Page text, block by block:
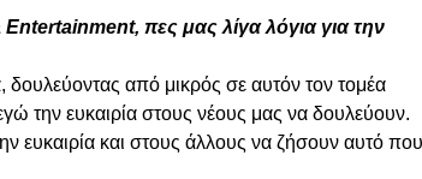
Entertainment, πες μας λίγα λόγια για την
δουλεύοντας από μικρός σε αυτόν τον τομέα
την ευκαιρία στους νέους μας να δουλεύουν.
ευκαιρία και στους άλλους να ζήσουν αυτό